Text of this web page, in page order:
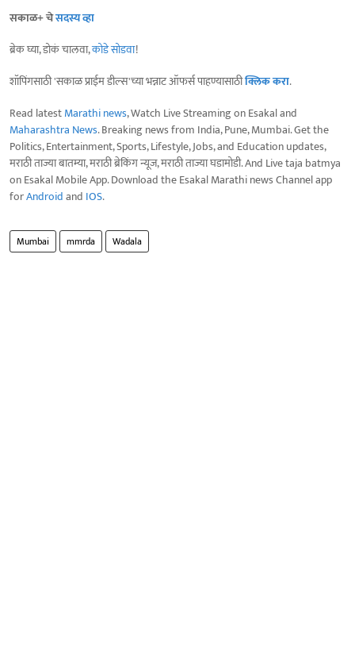
सकाळ+ चेसदस्य व्हा
ब्रेक घ्या, डोकं चालवा,कोडे सोडवा!
शॉपिंगसाठी 'सकाळ प्राईम डील्स'च्या भन्नाट ऑफर्स पाहण्यासाठीक्लिक करा.
Read latestMarathi news, Watch Live Streaming on Esakal and
Maharashtra News. Breaking news from India, Pune, Mumbai. Get the
Politics, Entertainment, Sports, Lifestyle, Jobs, and Education updates,
मराठी ताज्या बातम्या, मराठी ब्रेकिंग न्यूज, मराठी ताज्या घडामोडी. And Live taja batmya
on Esakal Mobile App. Download the Esakal Marathi news Channel app
forAndroidand IOS.
Mumbai mmrda Wadala